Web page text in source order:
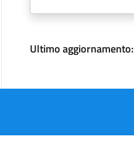
Ultimo aggiornamento: